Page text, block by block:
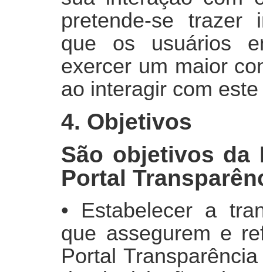
pretende-se trazer
que os usuários
exercer um maior
ao interagir com
4. Objetivos
São objetivos da
Portal
• Estabelecer a
que assegurem e
Portal